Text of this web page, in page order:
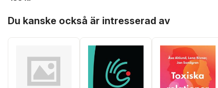
Du kanske också är intresserad av